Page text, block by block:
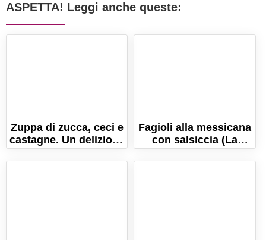
ASPETTA! Leggi anche queste:
Zuppa di zucca, ceci e
castagne. Un delizioso
comfort food
autunnale!
Fagioli alla messicana
con salsiccia (La
ricetta originale!)